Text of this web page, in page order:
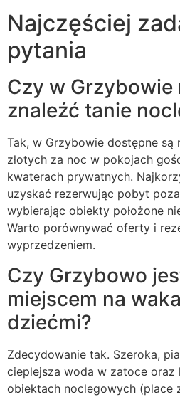
Najczęściej
pytania
Czy w Grzybowie
znaleźć tanie
Tak, w Grzybowie dostępne są
złotych za noc w pokojach
kwaterach prywatnych.
uzyskać rezerwując pobyt
wybierając obiekty położone
Warto porównywać oferty i
wyprzedzeniem.
Czy Grzybowo
miejscem na
dziećmi?
Zdecydowanie tak. Szeroka,
cieplejsza woda w zatoce oraz
obiektach noclegowych (place